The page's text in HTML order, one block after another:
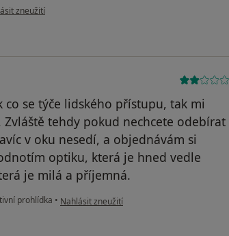
názoru uživatele A
zneužití
se týče lidského přístupu, tak mi
tehdy pokud nechcete odebírat
v oku nesedí, a objednávám si
optiku, která je hned vedle
je milá a příjemná.
prohlídka • podle názoru uživatele Váš účet byl odstraněn
Nahlásit zneužití